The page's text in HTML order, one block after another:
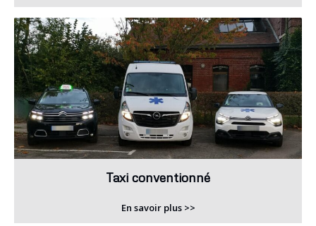
Taxi conventionné
En savoir plus >>